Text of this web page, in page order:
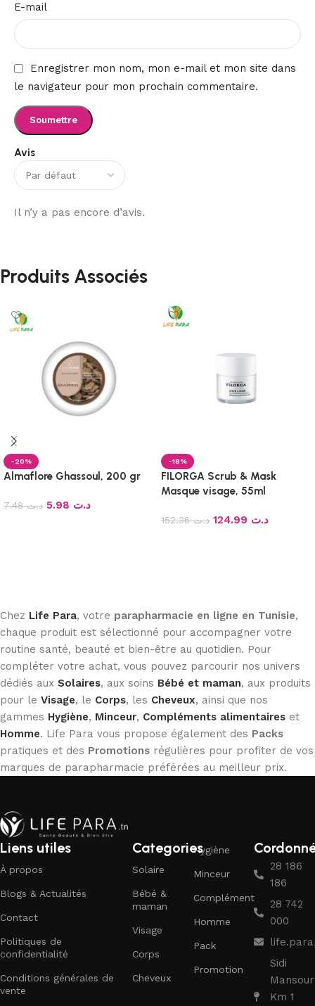
Avis
Il n’y a pas encore d’avis.
E-mail
Enregistrer mon nom, mon e-mail et mon site dans
le navigateur pour mon prochain commentaire.
Produits Associés
-20%
Almaflore Ghassoul, 200 gr
د.ت7.48 د.ت
-18%
FILORGA Scrub & Mask
Masque visage, 55ml
د.ت152.36 د.ت
Chez Life Para, votre parapharmacie en ligne en Tunisie,
chaque produit est sélectionné pour accompagner votre
routine santé, beauté et bien-être au quotidien. Pour
compléter votre achat, vous pouvez parcourir nos univers
dédiés aux Solaires, aux soins Bébé et maman, aux produits
pour le Visage, le Corps, les Cheveux, ainsi que nos
gammes Hygiène, Minceur, Compléments alimentaires et
Homme. Life Para vous propose également des Packs
pratiques et des Promotions régulières pour profiter de vos
marques de parapharmacie préférées au meilleur prix.
Liens utiles
À propos
Blogs & Actualités
Contact
Politiques de
confidentialité
Conditions générales de
vente
Categories
Solaire
Bébé &
maman
Visage
Corps
Cheveux
Hygiène
Minceur
Complément
Homme
Pack
Promotion
28 186
186
28 742
000
Sidi
Mansour
Km 1